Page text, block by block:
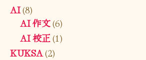
AI(8)
AI 作文(6)
AI 校正(1)
KUKSA(2)